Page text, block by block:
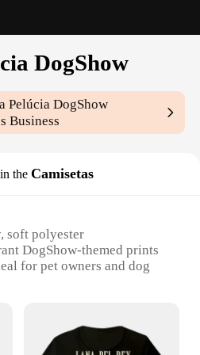
DogShow
Pelúcia DogShow
Business
the Camisetas
soft polyester
DogShow-themed prints
for pet owners and dog
Durable and easy to